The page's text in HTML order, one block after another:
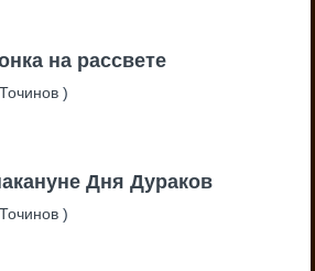
на рассвете
)
Дня Дураков
)